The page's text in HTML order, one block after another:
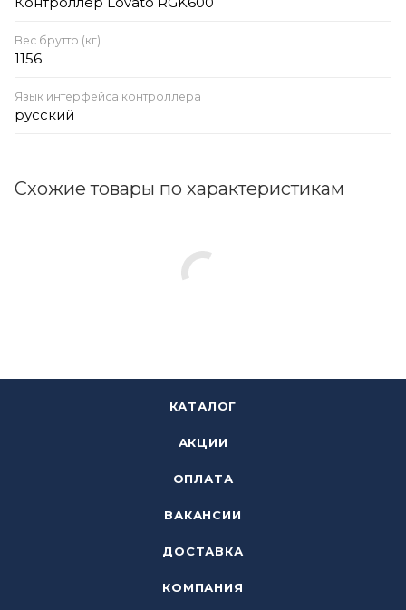
Вес брутто (кг)
1156
Язык интерфейса контроллера
русский
Схожие товары по характеристикам
КАТАЛОГ
АКЦИИ
ОПЛАТА
ВАКАНСИИ
ДОСТАВКА
КОМПАНИЯ